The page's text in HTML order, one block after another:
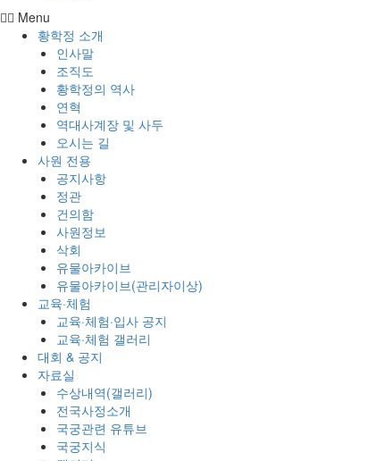
Menu
황학정 소개
인사말
조직도
황학정의 역사
연혁
역대사계장 및 사두
오시는 길
사원 전용
공지사항
정관
건의함
사원정보
삭회
유물아카이브
유물아카이브(관리자이상)
교육·체험
교육·체험·입사 공지
교육·체험 갤러리
대회 & 공지
자료실
수상내역(갤러리)
전국사정소개
국궁관련 유튜브
국궁지식